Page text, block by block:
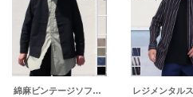
綿麻ビンテージソフトキャンバス モックV/N カーデジャケット『日本製』/ Upscape Audience